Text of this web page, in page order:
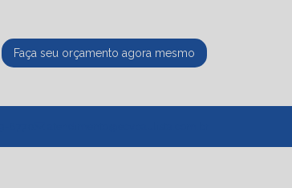
Faça seu orçamento agora mesmo